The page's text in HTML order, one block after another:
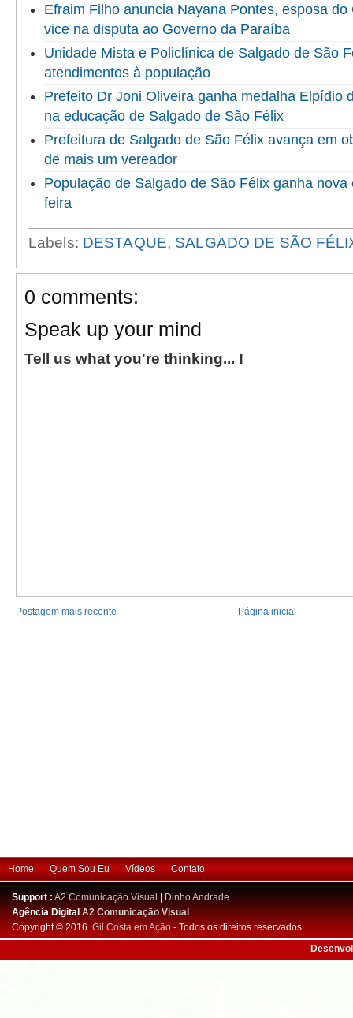
Efraim Filho anuncia Nayana Pontes, esposa
vice na disputa ao Governo da Paraíba
Unidade Mista e Policlínica de Salgado de São
atendimentos à população
Prefeito Dr Joni Oliveira ganha medalha Elpídio
na educação de Salgado de São Félix
Prefeitura de Salgado de São Félix avança em
de mais um vereador
População de Salgado de São Félix ganha
feira
Labels: DESTAQUE, SALGADO DE SÃO
0 comments:
Speak up your mind
Tell us what you're thinking... !
Postagem mais recente Página inicial
Home Quem Sou Eu Vídeos Contato
Support : A2 Comunicação Visual
Dinho Andrade
Agência DigitalA2 Comunicação Visual
Copyright © 2016. Gil Costa em Ação - Todos os direitos reservados.